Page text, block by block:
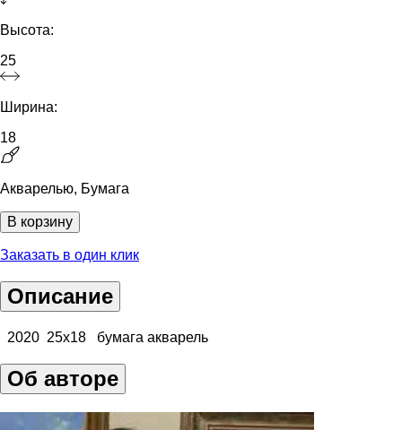
Высота:
25
Ширина:
18
Акварелью, Бумага
В корзину
Заказать в один клик
Описание
2020 25х18 бумага акварель
Об авторе